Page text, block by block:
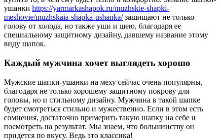
ушанки https://yarmarkashapok.ru/muzhskie-shapki-
meshovie/muzhskaia-shapka-ushanka/защищают не только
голову от холода, но также уши и шею, благодаря ее
специальному защитному дизайну, давшему название этому
виду шапок.
Каждый мужчина хочет выглядеть хорошо
Мужские шапки-ушанки на меху сейчас очень популярны,
благодаря не только хорошему защитному покрову для
головы, но и стильному дизайну. Мужчина в такой шапке
будет смотреться стильно и мужественно. Если в этом есть
сомнения, достаточно примерить такую шапку на себе и
посмотреть на результат. Мы знаем, что большинству он
придется по вкусу. Ведь это классика!